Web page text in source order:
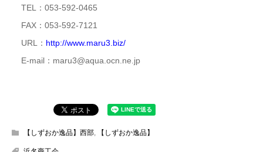
TEL：053-592-0465
FAX：053-592-7121
URL： http://www.maru3.biz/
E-mail：maru3@aqua.ocn.ne.jp
【しずおか逸品】西部, 【しずおか逸品】